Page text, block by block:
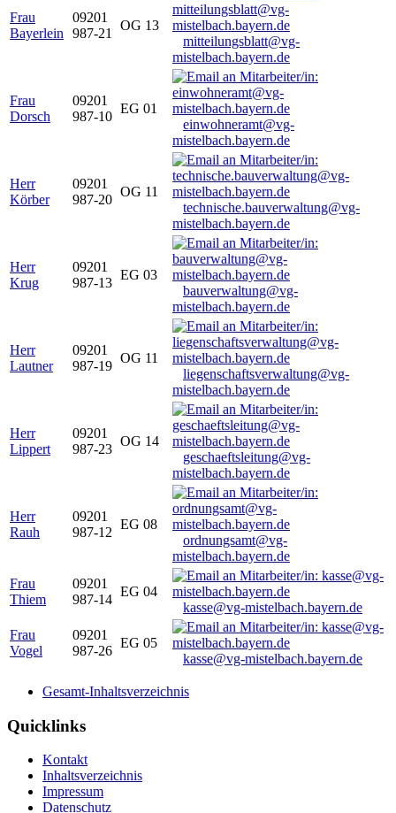
Frau
Bayerlein
09201
987-21
OG 13
mitteilungsblatt@vg-
mistelbach.bayern.de
Frau
Dorsch
09201
987-10
EG 01
einwohneramt@vg-
mistelbach.bayern.de
Herr
Körber
09201
987-20
OG 11
technische.bauverwaltung@vg-
mistelbach.bayern.de
Herr
Krug
09201
987-13
EG 03
bauverwaltung@vg-
mistelbach.bayern.de
Herr
Lautner
09201
987-19
OG 11
liegenschaftsverwaltung@vg-
mistelbach.bayern.de
Herr
Lippert
09201
987-23
OG 14
geschaeftsleitung@vg-
mistelbach.bayern.de
Herr
Rauh
09201
987-12
EG 08
ordnungsamt@vg-
mistelbach.bayern.de
Frau
Thiem
09201
987-14
EG 04
kasse@vg-mistelbach.bayern.de
Frau
Vogel
09201
987-26
EG 05
kasse@vg-mistelbach.bayern.de
Gesamt-Inhaltsverzeichnis
Quicklinks
Kontakt
Inhaltsverzeichnis
Impressum
Datenschutz